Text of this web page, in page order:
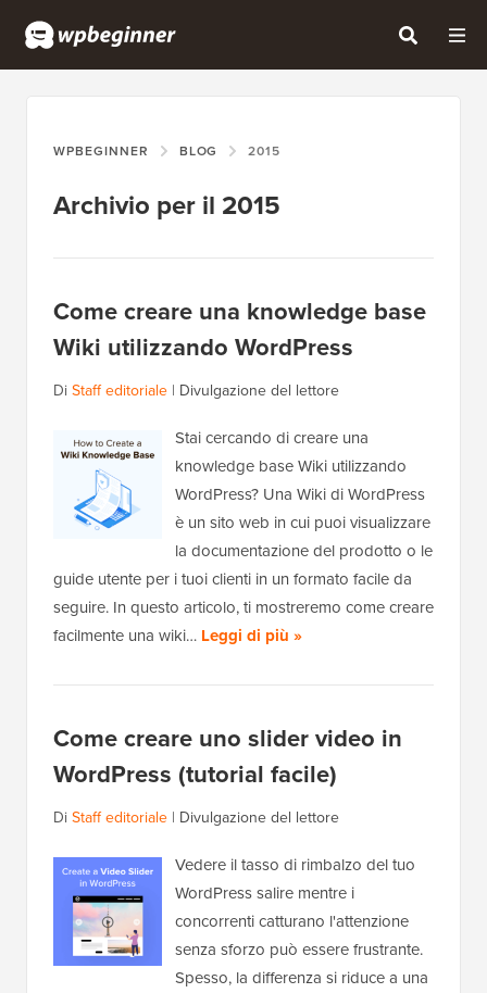
WPBEGINNER BLOG 2015
Archivio per il 2015
Come creare una knowledge base
Wiki utilizzando WordPress
Di Staff editoriale | Divulgazione del lettore
Stai cercando di creare una
knowledge base Wiki utilizzando
WordPress? Una Wiki di WordPress
è un sito web in cui puoi visualizzare
la documentazione del prodotto o le
guide utente per i tuoi clienti in un formato facile da
seguire. In questo articolo, ti mostreremo come creare
facilmente una wiki… Leggi di più »
Come creare uno slider video in
WordPress (tutorial facile)
Di Staff editoriale | Divulgazione del lettore
Vedere il tasso di rimbalzo del tuo
WordPress salire mentre i
concorrenti catturano l'attenzione
senza sforzo può essere frustrante.
Spesso, la differenza si riduce a una